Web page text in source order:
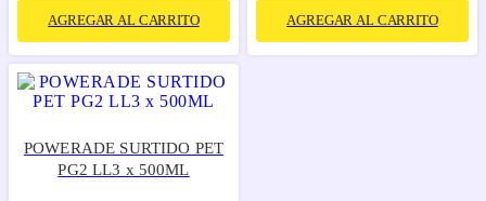
AGREGAR AL CARRITO AGREGAR AL CARRITO
POWERADE SURTIDO PET
PG2 LL3 x 500ML